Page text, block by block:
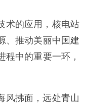
术的应用，核电站
、推动美丽中国建
中的重要一环，
风拂面，远处青山